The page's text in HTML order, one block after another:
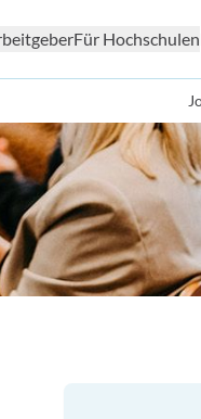
Für Hochschulen